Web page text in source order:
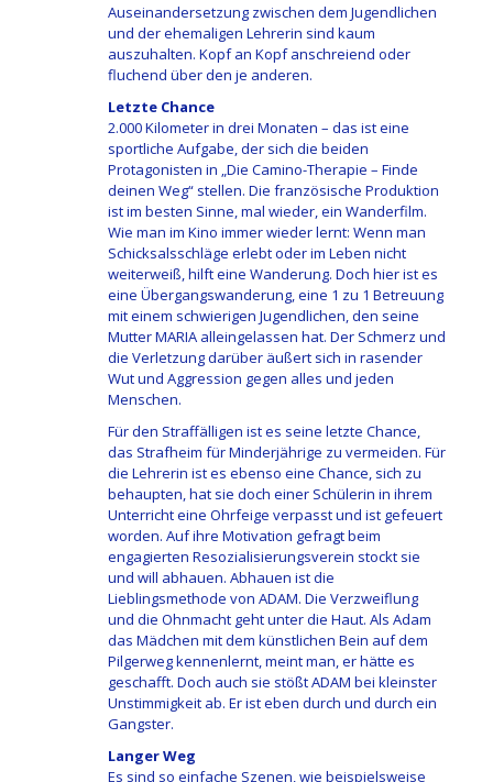
Auseinandersetzung zwischen dem Jugendlichen
und der ehemaligen Lehrerin sind kaum
auszuhalten. Kopf an Kopf anschreiend oder
fluchend über den je anderen.
Letzte Chance
2.000 Kilometer in drei Monaten – das ist eine
sportliche Aufgabe, der sich die beiden
Protagonisten in „Die Camino-Therapie – Finde
deinen Weg“ stellen. Die französische Produktion
ist im besten Sinne, mal wieder, ein Wanderfilm.
Wie man im Kino immer wieder lernt: Wenn man
Schicksalsschläge erlebt oder im Leben nicht
weiterweiß, hilft eine Wanderung. Doch hier ist es
eine Übergangswanderung, eine 1 zu 1 Betreuung
mit einem schwierigen Jugendlichen, den seine
Mutter MARIA alleingelassen hat. Der Schmerz und
die Verletzung darüber äußert sich in rasender
Wut und Aggression gegen alles und jeden
Menschen.
Für den Straffälligen ist es seine letzte Chance,
das Strafheim für Minderjährige zu vermeiden. Für
die Lehrerin ist es ebenso eine Chance, sich zu
behaupten, hat sie doch einer Schülerin in ihrem
Unterricht eine Ohrfeige verpasst und ist gefeuert
worden. Auf ihre Motivation gefragt beim
engagierten Resozialisierungsverein stockt sie
und will abhauen. Abhauen ist die
Lieblingsmethode von ADAM. Die Verzweiflung
und die Ohnmacht geht unter die Haut. Als Adam
das Mädchen mit dem künstlichen Bein auf dem
Pilgerweg kennenlernt, meint man, er hätte es
geschafft. Doch auch sie stößt ADAM bei kleinster
Unstimmigkeit ab. Er ist eben durch und durch ein
Gangster.
Langer Weg
Es sind so einfache Szenen, wie beispielsweise